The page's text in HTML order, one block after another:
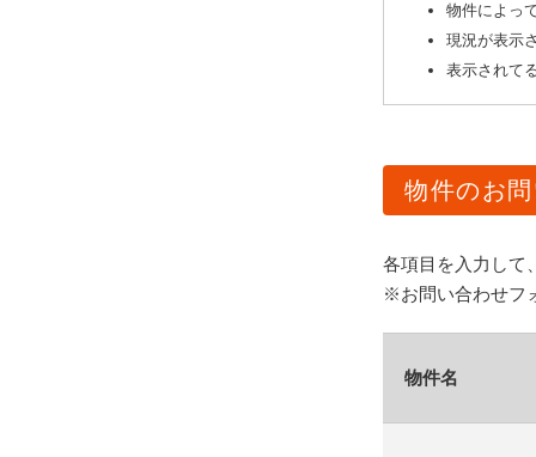
物件によっ
現況が表示
表示されて
物件のお
各項目を入力して
※お問い合わせフ
物件名